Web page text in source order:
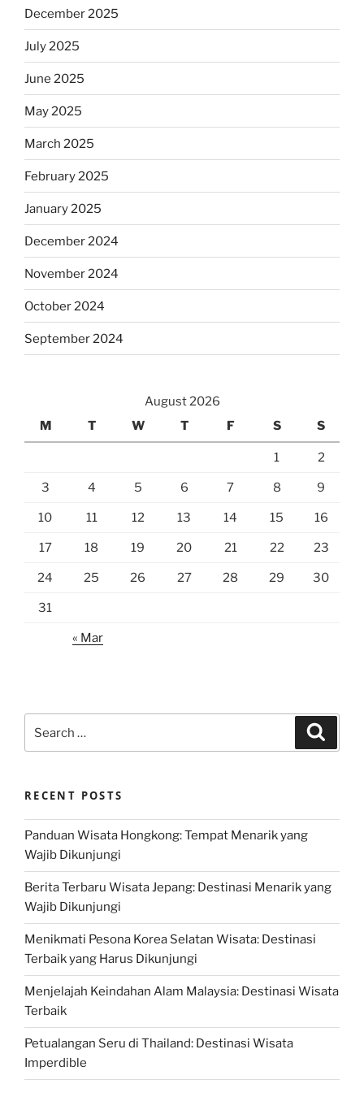
December 2025
July 2025
June 2025
May 2025
March 2025
February 2025
January 2025
December 2024
November 2024
October 2024
September 2024
August 2026
M
T W T F S S
1 2
3 4 5 6 7 8 9
10 11 12 13 14 15 16
17 18 19 20 21 22 23
24 25 26 27 28 29 30
31
« Mar
for:
RECENT POSTS
Panduan Wisata Hongkong: Tempat Menarik yang
Wajib Dikunjungi
Berita Terbaru Wisata Jepang: Destinasi Menarik yang
Wajib Dikunjungi
Menikmati Pesona Korea Selatan Wisata: Destinasi
Terbaik yang Harus Dikunjungi
Menjelajah Keindahan Alam Malaysia: Destinasi Wisata
Terbaik
Petualangan Seru di Thailand: Destinasi Wisata
Imperdible